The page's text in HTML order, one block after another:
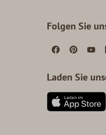
Folgen Sie
Laden Sie